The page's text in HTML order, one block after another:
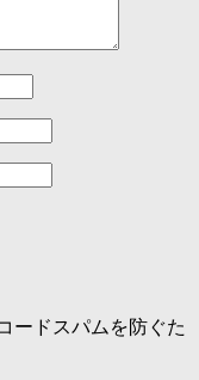
ードスパムを防ぐた